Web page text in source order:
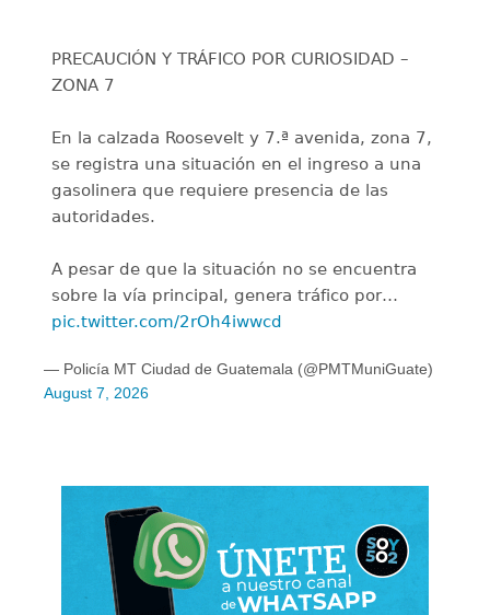
PRECAUCIÓN Y TRÁFICO POR CURIOSIDAD –
ZONA 7
En la calzada Roosevelt y 7.ª avenida, zona 7,
se registra una situación en el ingreso a una
gasolinera que requiere presencia de las
autoridades.
A pesar de que la situación no se encuentra
sobre la vía principal, genera tráfico por…
pic.twitter.com/2rOh4iwwcd
— Policía MT Ciudad de Guatemala (@PMTMuniGuate)
August 7, 2026